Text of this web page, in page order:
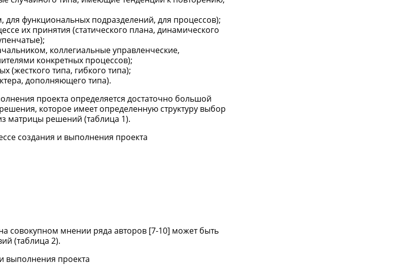
для функциональных подразделений, для процессов);
их принятия (статического плана, динамического
коллегиальные управленческие,
конкретных процессов);
типа, гибкого типа);
дополняющего типа).
проекта определяется достаточно большой
которое имеет определенную структуру выбор
матрицы решений (таблица 1).
создания и выполнения проекта
совокупном мнении ряда авторов [7-10] может быть
(таблица 2).
выполнения проекта